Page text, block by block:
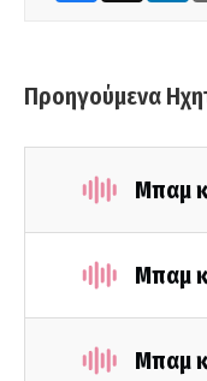
Προηγούμενα
Μπαμ
Μπαμ
Μπαμ